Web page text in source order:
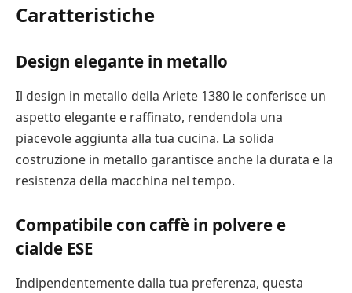
Caratteristiche
Design elegante in metallo
Il design in metallo della Ariete 1380 le conferisce un
aspetto elegante e raffinato, rendendola una
piacevole aggiunta alla tua cucina. La solida
costruzione in metallo garantisce anche la durata e la
resistenza della macchina nel tempo.
Compatibile con caffè in polvere e
cialde ESE
Indipendentemente dalla tua preferenza, questa